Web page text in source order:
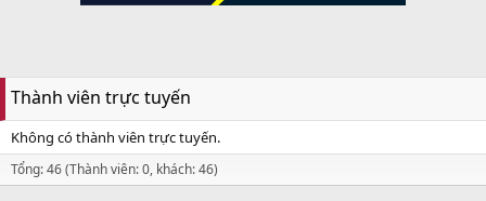
Thành viên trực tuyến
Không có thành viên trực tuyến.
Tổng: 46 (Thành viên: 0, khách: 46)